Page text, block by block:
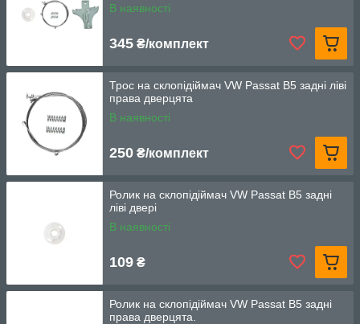
В наявності
345 ₴/комплект
Трос на склопідіймач VW Passat B5 задні ліві
права дверцята
В наявності
250 ₴/комплект
Ролик на склопідіймач VW Passat B5 задні
ліві двері
В наявності
109 ₴
Ролик на склопідіймач VW Passat B5 задні
права дверцята.